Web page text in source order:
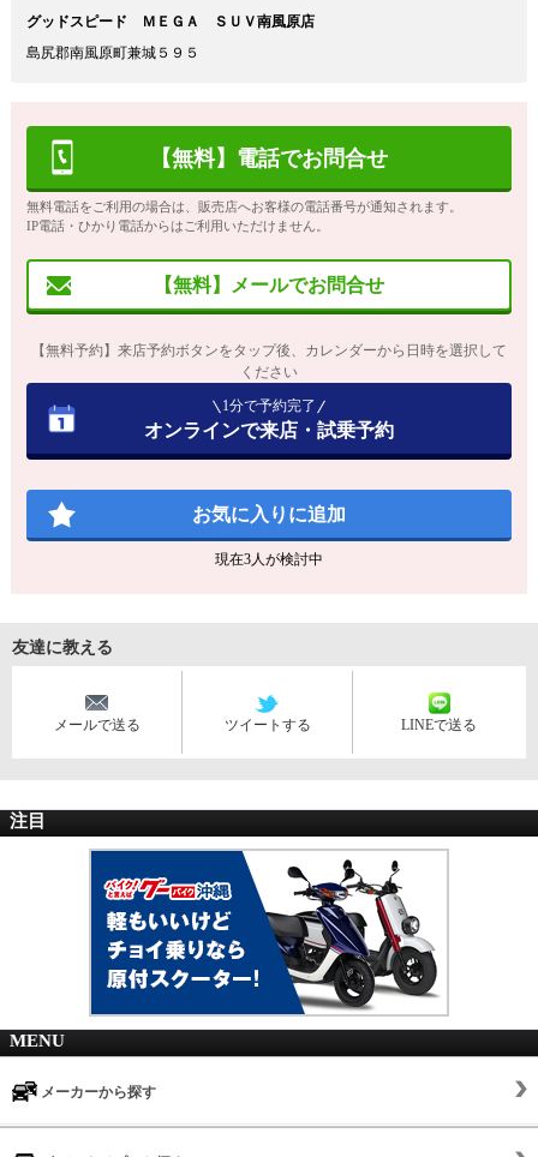
グッドスピード ＭＥＧＡ ＳＵＶ南風原店
島尻郡南風原町兼城５９５
【無料】電話でお問合せ
無料電話をご利用の場合は、販売店へお客様の電話番号が通知されます。
IP電話・ひかり電話からはご利用いただけません。
【無料】メールでお問合せ
【無料予約】来店予約ボタンをタップ後、カレンダーから日時を選択して
ください
1分で予約完了
オンラインで来店・試乗予約
お気に入りに追加
現在3人が検討中
友達に教える
メールで送る ツイートする LINEで送る
注目
MENU
メーカーから探す